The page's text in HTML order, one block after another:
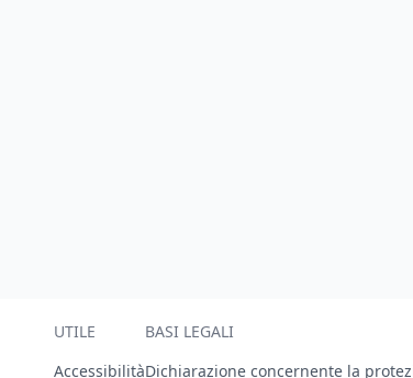
UTILE
Accessibilità
BASI LEGALI
Dichiarazione concernente la